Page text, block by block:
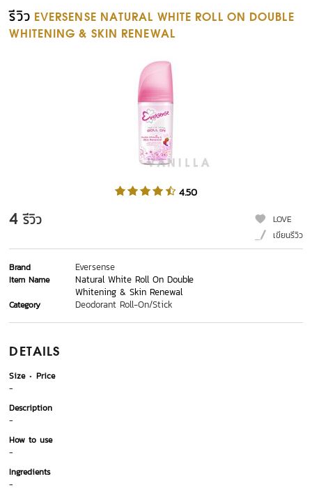
รีวิว EVERSENSE NATURAL WHITE ROLL ON DOUBLE
WHITENING & SKIN RENEWAL
4.50
4 รีวิว
LOVE
เขียนรีวิว
Brand Eversense
Item Name
Natural White Roll On Double
Whitening & Skin Renewal
Category Deodorant Roll-On/Stick
DETAILS
Size
Price
-
Description
-
How to use
-
Ingredients
-